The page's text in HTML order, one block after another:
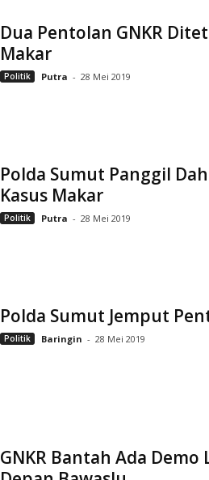
Dua Pentolan GNKR
Makar
Politik Putra - 28 Mei 2019
Polda Sumut Panggil
Kasus Makar
Politik Putra - 28 Mei 2019
Polda Sumut Jemput
Politik Baringin - 28 Mei 2019
GNKR Bantah Ada